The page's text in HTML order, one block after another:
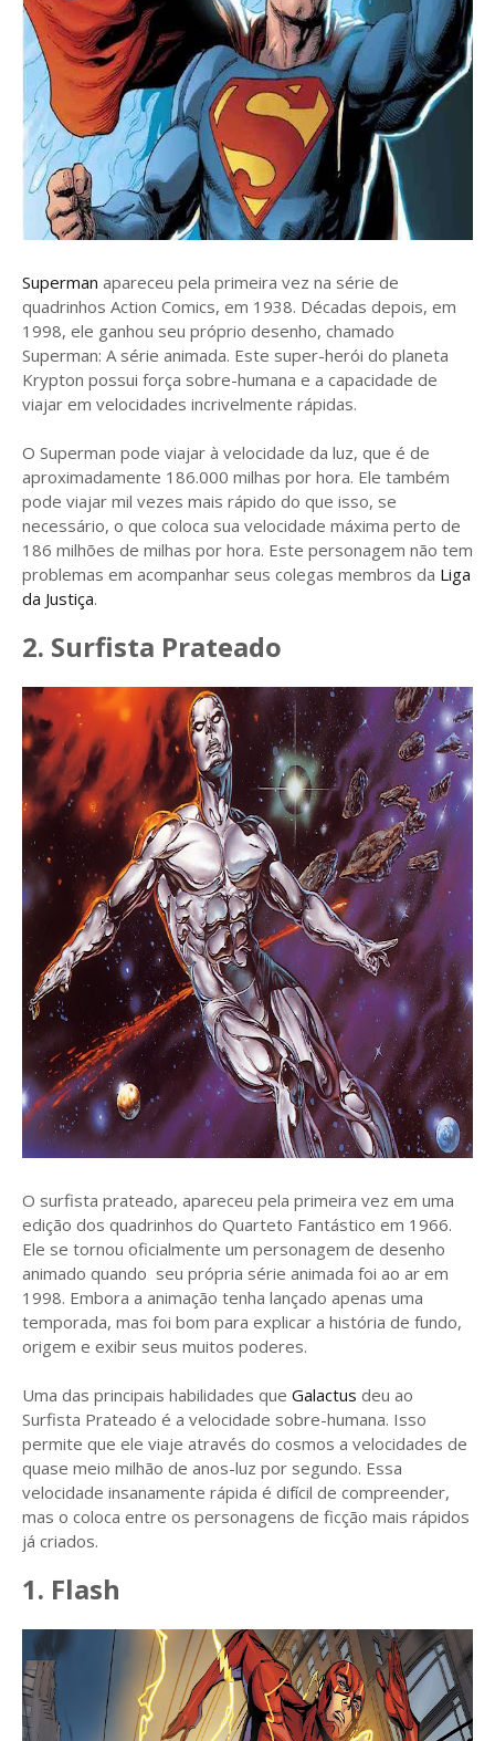
Superman apareceu pela primeira vez na série de
quadrinhos Action Comics, em 1938. Décadas depois, em
1998, ele ganhou seu próprio desenho, chamado
Superman: A série animada. Este super-herói do planeta
Krypton possui força sobre-humana e a capacidade de
viajar em velocidades incrivelmente rápidas.
O Superman pode viajar à velocidade da luz, que é de
aproximadamente 186.000 milhas por hora. Ele também
pode viajar mil vezes mais rápido do que isso, se
necessário, o que coloca sua velocidade máxima perto de
186 milhões de milhas por hora. Este personagem não tem
problemas em acompanhar seus colegas membros da Liga
da Justiça.
2. Surfista Prateado
O surfista prateado, apareceu pela primeira vez em uma
edição dos quadrinhos do Quarteto Fantástico em 1966.
Ele se tornou oficialmente um personagem de desenho
animado quando seu própria série animada foi ao ar em
1998. Embora a animação tenha lançado apenas uma
temporada, mas foi bom para explicar a história de fundo,
origem e exibir seus muitos poderes.
Uma das principais habilidades que Galactus deu ao
Surfista Prateado é a velocidade sobre-humana. Isso
permite que ele viaje através do cosmos a velocidades de
quase meio milhão de anos-luz por segundo. Essa
velocidade insanamente rápida é difícil de compreender,
mas o coloca entre os personagens de ficção mais rápidos
já criados.
1. Flash